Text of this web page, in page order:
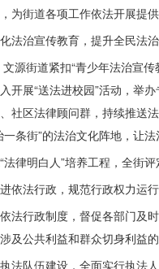
为街道各项工作依法开展提供
化法治宣传教育，提升全民法
源街道紧扣“青少年法治宣
开展“送法进校园”活动，举
社区法律顾问群，持续推送
一条街”的法治文化阵地，让
法律明白人”培养工程，全街
进依法行政，规范行政权力运行
法行政制度，督促各部门及
及公共利益和群众切身利益
法队伍建设，全面实行执法